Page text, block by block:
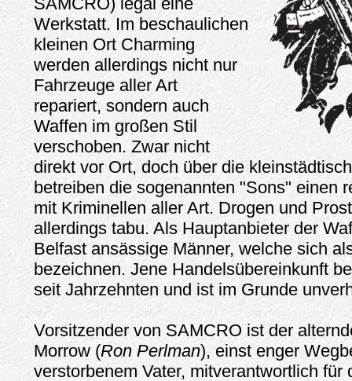
Werkstatt. Im beschaulichen
kleinen Ort Charming
werden allerdings nicht nur
Fahrzeuge aller Art
repariert, sondern auch
Waffen im großen Stil
verschoben. Zwar nicht
direkt vor Ort, doch über die
betreiben die sogenannten "Sons" einen
mit Kriminellen aller Art. Drogen und
allerdings tabu. Als Hauptanbieter der
Belfast ansässige Männer, welche sich
bezeichnen. Jene Handelsübereinkunft
seit Jahrzehnten und ist im Grunde
Vorsitzender von SAMCRO ist der
Morrow (Ron Perlman), einst enger
verstorbenem Vater, mitverantwortlich für